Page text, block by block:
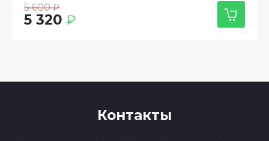
5 600 ₽
5 320 ₽
Контакты